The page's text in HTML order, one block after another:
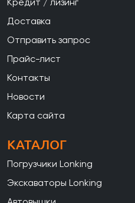
Доставка
Отправить запрос
Прайс-лист
Контакты
Новости
Карта сайта
КАТАЛОГ
Погрузчики Lonking
Экскаваторы Lonking